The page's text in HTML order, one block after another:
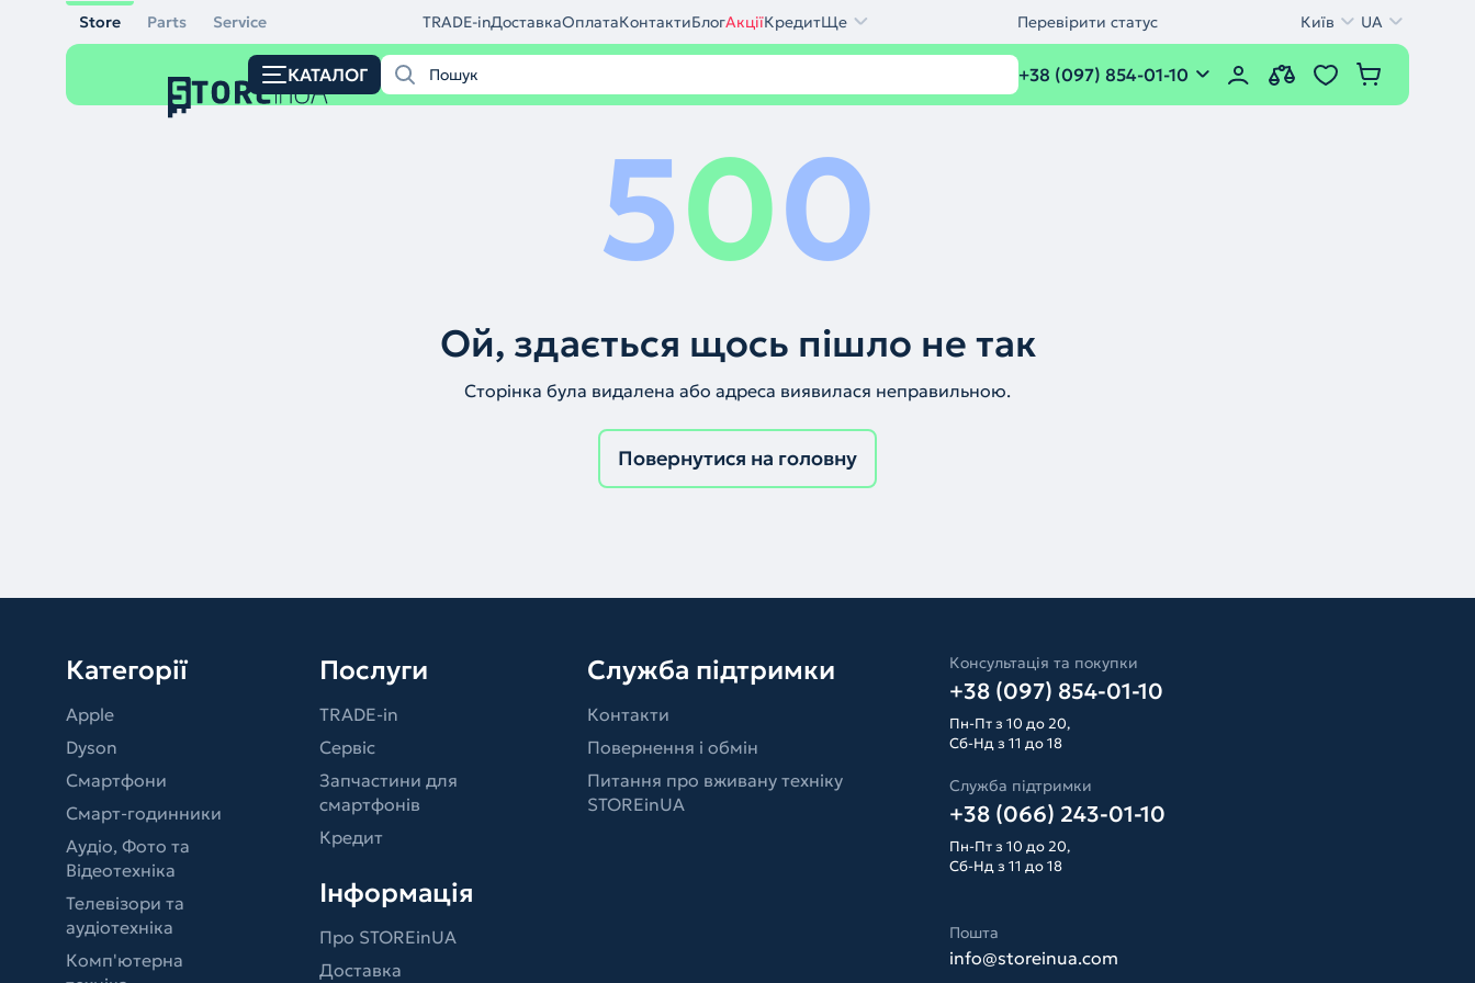
Store Parts Service TRADE-inДоставкаОплатаКонтактиБлогАкціїКредитЩе Перевірити статус Київ UA
КАТАЛОГ +38 (097) 854-01-10
500
Ой, здається щось пішло не так
Сторінка була видалена або адреса виявилася неправильною.
Повернутися на головну
Категорії
Apple
Dyson
Смартфони
Смарт-годинники
Аудіо, Фото та
Відеотехніка
Телевізори та
аудіотехніка
Комп'ютерна
Послуги
TRADE-in
Сервіс
Запчастини для
смартфонів
Кредит
Інформація
Про STOREinUA
Доставка
Служба підтримки
Контакти
Повернення і обмін
Питання про вживану техніку
STOREinUA
Консультація та покупки
+38 (097) 854-01-10
Пн-Пт з 10 до 20,
Сб-Нд з 11 до 18
Служба підтримки
+38 (066) 243-01-10
Пн-Пт з 10 до 20,
Сб-Нд з 11 до 18
Пошта
info@storeinua.com